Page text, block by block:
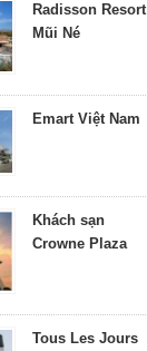
Radisson Resort
Mũi Né
Emart Việt Nam
Khách sạn
Crowne Plaza
Tous Les Jours